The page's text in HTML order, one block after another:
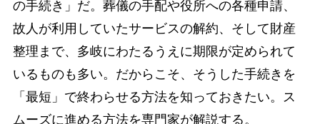
の手続き」だ。葬儀の手配や役所への各種申請、
故人が利用していたサービスの解約、そして財産
整理まで、多岐にわたるうえに期限が定められて
いるものも多い。だからこそ、そうした手続きを
「最短」で終わらせる方法を知っておきたい。ス
ムーズに進める方法を専門家が解説する。